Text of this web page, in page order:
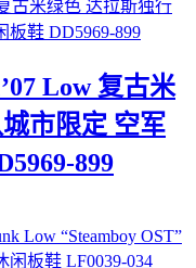
Low 复古米
市限定 空军
899